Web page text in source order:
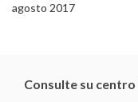
agosto 2017
Consulte su centro